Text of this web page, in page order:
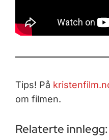
Tips! På
om filmen.
Relaterte innlegg: